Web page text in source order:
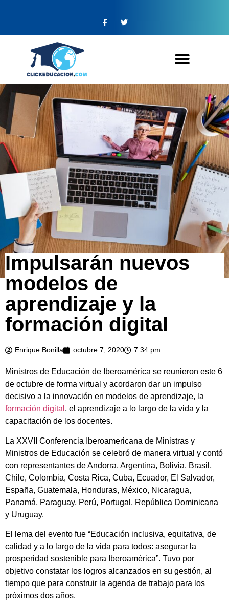
Impulsarán nuevos
modelos de
aprendizaje y la
formación digital
Enrique Bonilla octubre 7, 2020 7:34 pm
Ministros de Educación de Iberoamérica se reunieron este 6
de octubre de forma virtual y acordaron dar un impulso
decisivo a la innovación en modelos de aprendizaje, la
formación digital , el aprendizaje a lo largo de la vida y la
capacitación de los docentes.
La XXVII Conferencia Iberoamericana de Ministras y
Ministros de Educación se celebró de manera virtual y contó
con representantes de Andorra, Argentina, Bolivia, Brasil,
Chile, Colombia, Costa Rica, Cuba, Ecuador, El Salvador,
España, Guatemala, Honduras, México, Nicaragua,
Panamá, Paraguay, Perú, Portugal, República Dominicana
y Uruguay.
El lema del evento fue “Educación inclusiva, equitativa, de
calidad y a lo largo de la vida para todos: asegurar la
prosperidad sostenible para Iberoamérica”. Tuvo por
objetivo constatar los logros alcanzados en su gestión, al
tiempo que para construir la agenda de trabajo para los
próximos dos años.